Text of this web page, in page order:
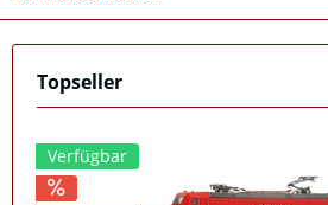
Topseller
Verfügbar